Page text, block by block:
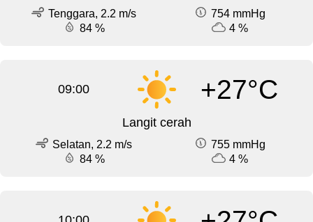
Tenggara, 2.2 m/s
754 mmHg
84 %
4 %
09:00 +27°C
Langit cerah
Selatan, 2.2 m/s
755 mmHg
84 %
4 %